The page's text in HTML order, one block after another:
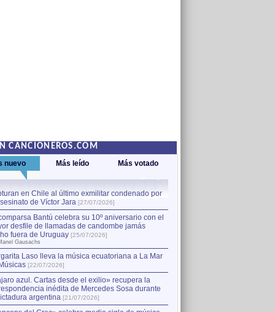
CANCIONEROS.COM
nuevo Más leído Más votado
en Chile al último exmilitar condenado por
de Víctor Jara [27/07/2026]
Bantú celebra su 10º aniversario con el
desfile de llamadas de candombe jamás
fuera de Uruguay [25/07/2026]
Gausachs
Laso lleva la música ecuatoriana a La Mar
[22/07/2026]
azul. Cartas desde el exilio» recupera la
inédita de Mercedes Sosa durante
argentina [21/07/2026]